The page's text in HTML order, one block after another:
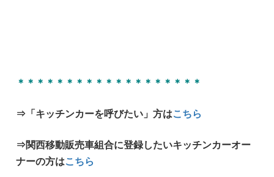
＊＊＊＊＊＊＊＊＊＊＊＊＊＊＊＊＊＊＊
⇒「キッチンカーを呼びたい」方はこちら
⇒関西移動販売車組合に登録したいキッチンカーオー
ナーの方はこちら